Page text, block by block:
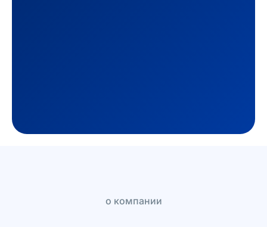
о компании